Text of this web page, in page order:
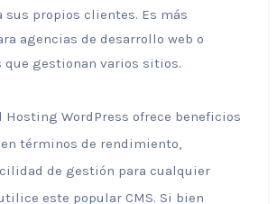
sus propios clientes. Es más
agencias de desarrollo web o
que gestionan varios sitios.
Hosting WordPress ofrece beneficios
términos de rendimiento,
de gestión para cualquier
este popular CMS. Si bien